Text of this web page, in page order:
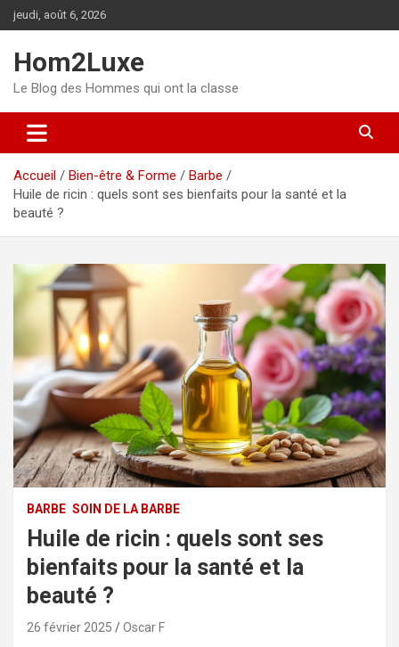
Aller
au
jeudi, août 6, 2026
Hom2Luxe
Le Blog des Hommes qui ont la classe
Accueil Bien-être & Forme
Barbe
Huile de ricin : quels sont ses bienfaits pour la santé et la
beauté ?
BARBE SOIN DE LA BARBE
Huile de ricin : quels sont ses
bienfaits pour la santé et la
beauté ?
26 février 2025 Oscar F